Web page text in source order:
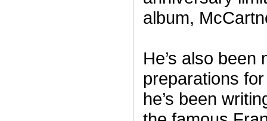
album,
He’s also been
preparations
he’s been